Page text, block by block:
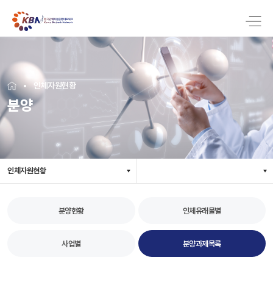
인체자원현황
분양
인체자원현황
분양현황 인체유래물별
사업별 분양과제목록